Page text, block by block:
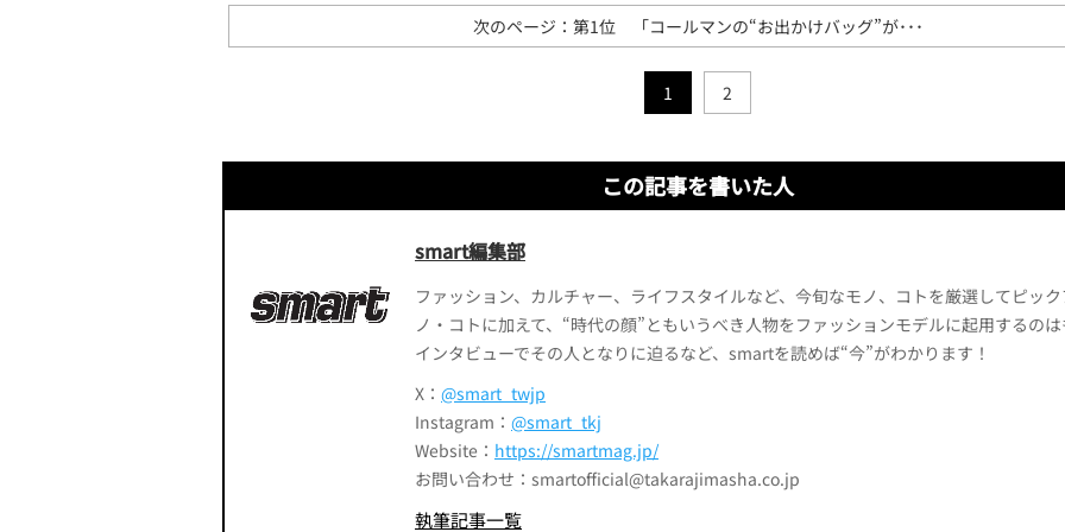
次のページ：第1位 「コールマンの“お出かけバッグ”が･･･
1 2
この記事を書いた人
smart編集部
ファッション、カルチャー、ライフスタイルなど、今旬なモノ、コトを厳選してピッ
ノ・コトに加えて、“時代の顔”ともいうべき人物をファッションモデルに起用するのは
インタビューでその人となりに迫るなど、smartを読めば“今”がわかります！
X： @smart_twjp
Instagram： @smart_tkj
Website： https://smartmag.jp/
お問い合わせ：smartofficial@takarajimasha.co.jp
執筆記事一覧